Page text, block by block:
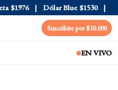
$1976 Dólar Blue $1530
Suscribite por $10.000
EN VIVO